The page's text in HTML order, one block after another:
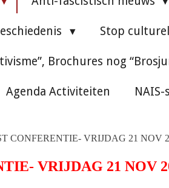
Stop
Brochures nog
Agenda Activiteiten NAIS-
CONFERENTIE- VRIJDAG 21 NOV
VRIJDAG 21 NOV